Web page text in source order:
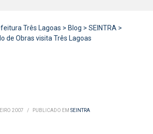
Três Lagoas > Blog > SEINTRA >
de Obras visita Três Lagoas
2007 / PUBLICADO EM SEINTRA